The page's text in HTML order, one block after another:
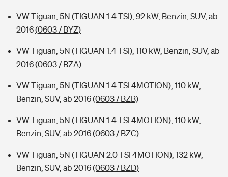
VW Tiguan, 5N (TIGUAN 1.4 TSI), 92 kW, Benzin, SUV, ab
2016(0603 / BYZ)
VW Tiguan, 5N (TIGUAN 1.4 TSI), 110 kW, Benzin, SUV, ab
2016(0603 / BZA)
VW Tiguan, 5N (TIGUAN 1.4 TSI 4MOTION), 110 kW,
Benzin, SUV, ab 2016(0603 / BZB)
VW Tiguan, 5N (TIGUAN 1.4 TSI 4MOTION), 110 kW,
Benzin, SUV, ab 2016(0603 / BZC)
VW Tiguan, 5N (TIGUAN 2.0 TSI 4MOTION), 132 kW,
Benzin, SUV, ab 2016(0603 / BZD)